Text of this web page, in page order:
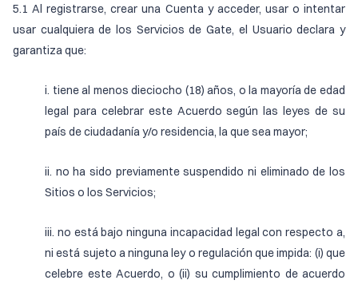
5.1 Al registrarse, crear una Cuenta y acceder, usar o intentar
usar cualquiera de los Servicios de Gate, el Usuario declara y
garantiza que:
i. tiene al menos dieciocho (18) años, o la mayoría de edad
legal para celebrar este Acuerdo según las leyes de su
país de ciudadanía y/o residencia, la que sea mayor;
ii. no ha sido previamente suspendido ni eliminado de los
Sitios o los Servicios;
iii. no está bajo ninguna incapacidad legal con respecto a,
ni está sujeto a ninguna ley o regulación que impida: (i) que
celebre este Acuerdo, o (ii) su cumplimiento de acuerdo